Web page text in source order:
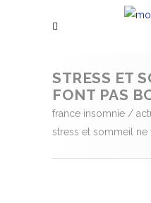
STRESS ET
FONT PAS
france insomnie /
stress et sommeil